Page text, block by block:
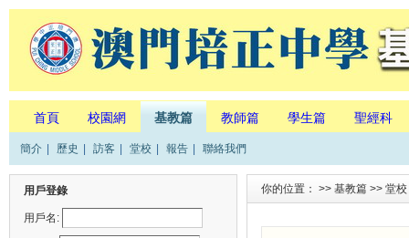
首頁 校園網 基教篇 教師篇 學生篇 聖經科
簡介 歷史 訪客 堂校 報告 聯絡我們
用戶登錄
用戶名:
你的位置： >> 基教篇 >> 堂校